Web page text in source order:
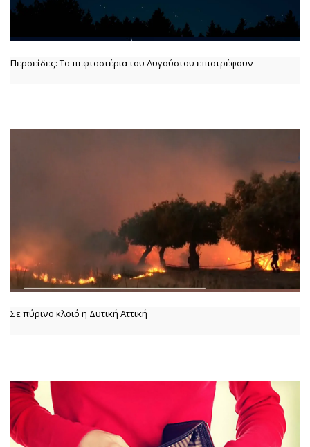
Περσείδες: Τα πεφταστέρια του Αυγούστου επιστρέφουν
Σε πύρινο κλοιό η Δυτική Αττική